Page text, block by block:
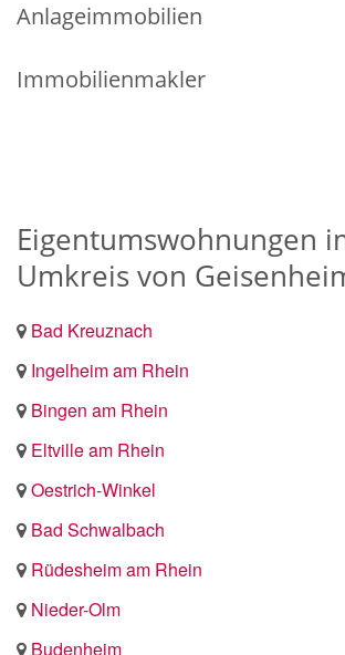
Anlageimmobilien
Immobilienmakler
Eigentumswohnungen
Umkreis von
Bad Kreuznach
Ingelheim am Rhein
Bingen am Rhein
Eltville am Rhein
Oestrich-Winkel
Bad Schwalbach
Rüdesheim am Rhein
Nieder-Olm
Budenheim